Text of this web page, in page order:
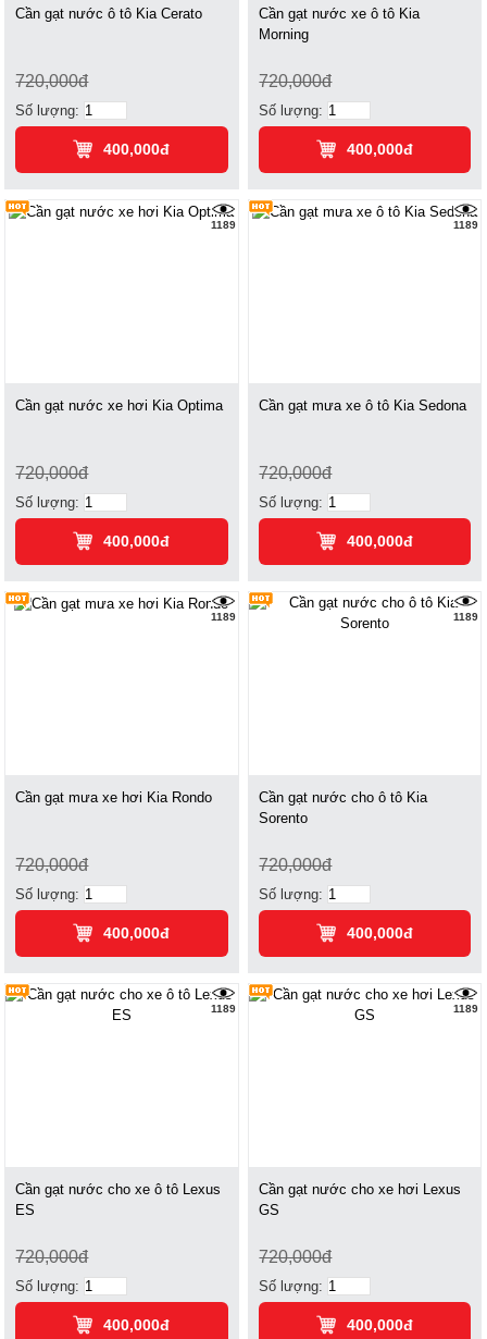
Cần gạt nước ô tô Kia Cerato
720,000đ
Số lượng:
400,000đ
Cần gạt nước xe ô tô Kia
Morning
720,000đ
Số lượng:
400,000đ
1189
Cần gạt nước xe hơi Kia Optima
720,000đ
Số lượng:
400,000đ
1189
Cần gạt mưa xe ô tô Kia Sedona
720,000đ
Số lượng:
400,000đ
1189
Cần gạt mưa xe hơi Kia Rondo
720,000đ
Số lượng:
400,000đ
1189
Cần gạt nước cho ô tô Kia
Sorento
720,000đ
Số lượng:
400,000đ
1189
Cần gạt nước cho xe ô tô Lexus
ES
720,000đ
Số lượng:
400,000đ
1189
Cần gạt nước cho xe hơi Lexus
GS
720,000đ
Số lượng:
400,000đ